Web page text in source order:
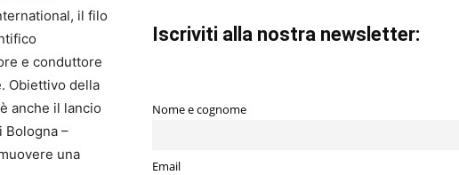
il filo
e conduttore
Obiettivo della
anche il lancio
Bologna –
una
Iscriviti alla nostra newsletter:
Nome e cognome
Email